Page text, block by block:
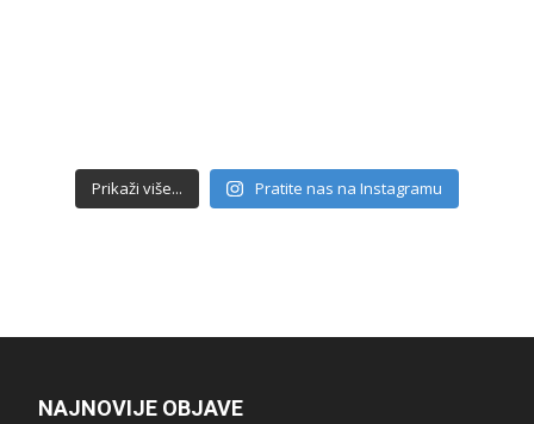
Prikaži više... Pratite nas na Instagramu
NAJNOVIJE OBJAVE